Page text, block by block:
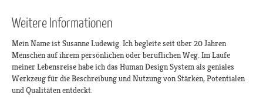
Weitere Informationen
Mein Name ist Susanne Ludewig. Ich begleite seit über 20 Jahren
Menschen auf ihrem persönlichen oder beruflichen Weg. Im Laufe
meiner Lebensreise habe ich das Human Design System als geniales
Werkzeug für die Beschreibung und Nutzung von Stärken, Potentialen
und Qualitäten entdeckt.